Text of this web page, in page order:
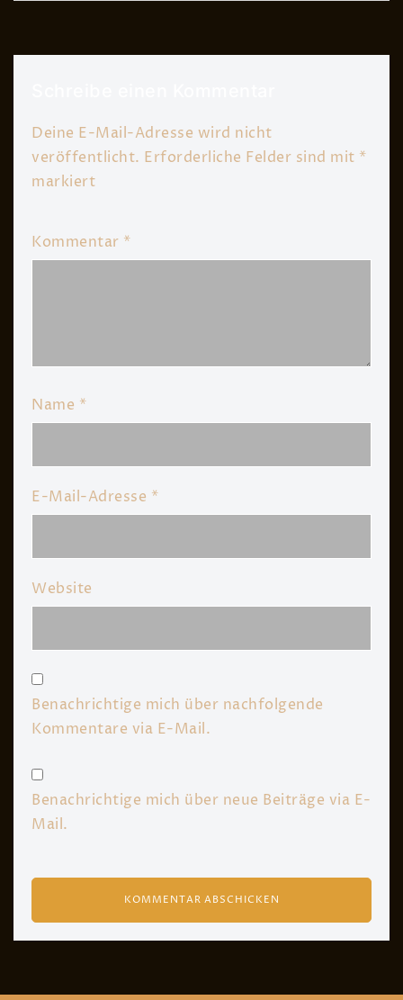
Deine E-Mail-Adresse wird nicht
veröffentlicht. Erforderliche Felder sind mit *
markiert
Kommentar *
Name *
E-Mail-Adresse *
Website
Benachrichtige mich über nachfolgende
Kommentare via E-Mail.
Benachrichtige mich über neue Beiträge via E-
Mail.